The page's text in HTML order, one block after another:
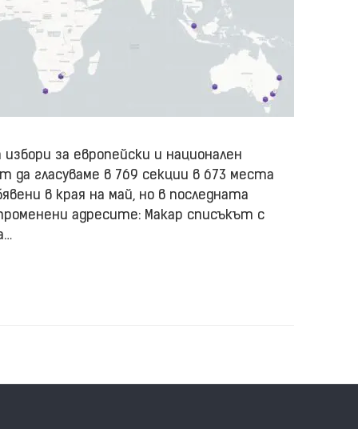
за европейски и национален
гласуваме в 769 секции в 673 места
в края на май, но в последната
адресите: Макар списъкът с